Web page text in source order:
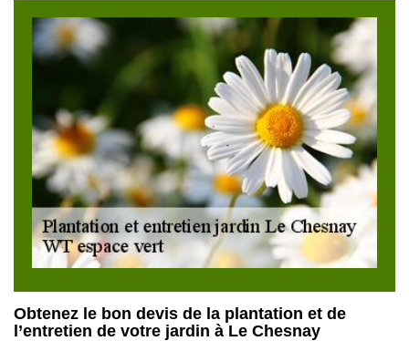
Obtenez le bon devis de la plantation et de
l’entretien de votre jardin à Le Chesnay